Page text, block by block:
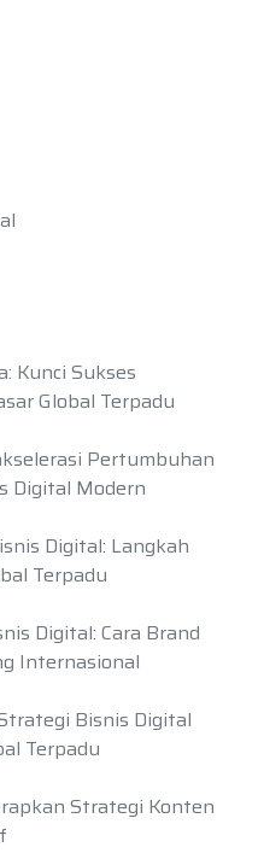
Kunci Sukses
Global Terpadu
Pertumbuhan
Digital Modern
Digital: Langkah
Terpadu
Digital: Cara Brand
Internasional
Bisnis Digital
Terpadu
Strategi Konten